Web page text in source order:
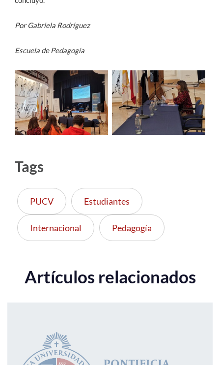
Por Gabriela Rodríguez
Escuela de Pedagogía
Tags
PUCV Estudiantes
Internacional Pedagogía
Artículos relacionados